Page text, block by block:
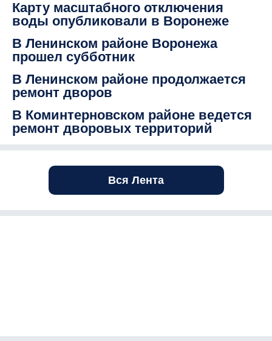
Карту масштабного отключения
воды опубликовали в Воронеже
В Ленинском районе Воронежа
прошел субботник
В Ленинском районе продолжается
ремонт дворов
В Коминтерновском районе ведется
ремонт дворовых территорий
Вся Лента